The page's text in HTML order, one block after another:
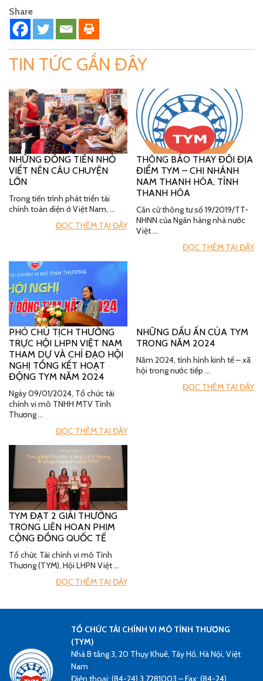
Share
TIN TỨC GẦN ĐÂY
NHỮNG ĐỒNG TIỀN NHỎ
VIẾT NÊN CÂU CHUYỆN
LỚN
Trong tiến trình phát triển tài
chính toàn diện ở Việt Nam, …
ĐỌC THÊM TẠI ĐÂY
THÔNG BÁO THAY ĐỔI ĐỊA
ĐIỂM TYM – CHI NHÁNH
NAM THANH HÓA, TỈNH
THANH HÓA
Căn cứ thông tư số 19/2019/TT-
NHNN của Ngân hàng nhà nước
Việt …
ĐỌC THÊM TẠI ĐÂY
PHÓ CHỦ TỊCH THƯỜNG
TRỰC HỘI LHPN VIỆT NAM
THAM DỰ VÀ CHỈ ĐẠO HỘI
NGHỊ TỔNG KẾT HOẠT
ĐỘNG TYM NĂM 2024
Ngày 09/01/2024, Tổ chức tài
chính vi mô TNHH MTV Tình
Thương …
ĐỌC THÊM TẠI ĐÂY
NHỮNG DẤU ẤN CỦA TYM
TRONG NĂM 2024
Năm 2024, tình hình kinh tế – xã
hội trong nước tiếp …
ĐỌC THÊM TẠI ĐÂY
TYM ĐẠT 2 GIẢI THƯỞNG
TRONG LIÊN HOAN PHIM
CỘNG ĐỒNG QUỐC TẾ
Tổ chức Tài chính vi mô Tình
Thương (TYM), Hội LHPN Việt …
ĐỌC THÊM TẠI ĐÂY
TỔ CHỨC TÀI CHÍNH VI MÔ TÌNH THƯƠNG
(TYM)
Nhà B tầng 3, 20 Thụy Khuê, Tây Hồ, Hà Nội, Việt
Nam
Điện thoại: (84-24) 3.7281003 – Fax: (84-24)